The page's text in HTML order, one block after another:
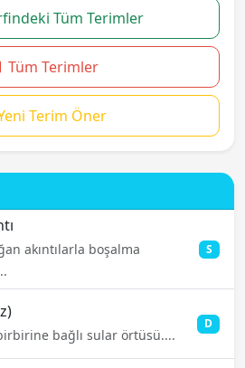
Tüm Terimler
Tüm Terimler
Terim Öner
akıntılarla boşalma
S
bağlı sular örtüsü....
D